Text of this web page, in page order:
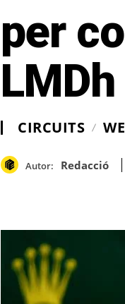
per
LMDh
CIRCUITS
Autor: Redacció